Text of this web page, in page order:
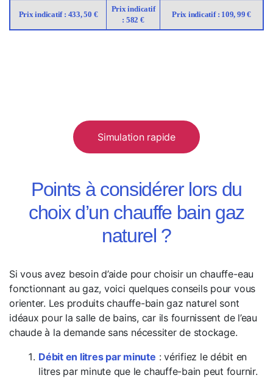
Prix indicatif : 433, 50 €
Prix indicatif
: 582 €
Prix indicatif : 109, 99 €
Simulation rapide
Points à considérer lors du
choix d’un chauffe bain gaz
naturel ?
Si vous avez besoin d’aide pour choisir un chauffe-eau
fonctionnant au gaz, voici quelques conseils pour vous
orienter. Les produits chauffe-bain gaz naturel sont
idéaux pour la salle de bains, car ils fournissent de l’eau
chaude à la demande sans nécessiter de stockage.
Débit en litres par minute : vérifiez le débit en
litres par minute que le chauffe-bain peut fournir.